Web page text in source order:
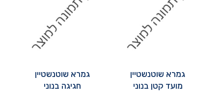
גמרא שוטנשטיין
מועד קטן בנוני
גמרא שוטנשטיין
חגיגה בנוני